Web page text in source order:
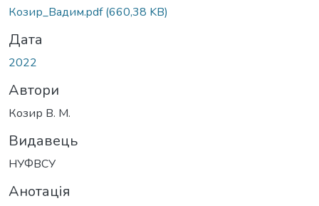
Козир_Вадим.pdf(660,38 KB)
Дата
2022
Автори
Козир В. М.
Видавець
НУФВСУ
Анотація